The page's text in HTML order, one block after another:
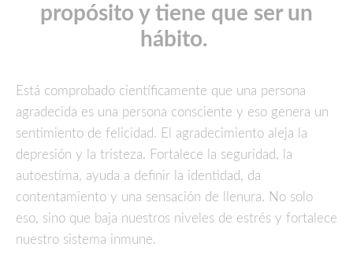
propósito y tiene que ser un
hábito.
Está comprobado científicamente que una persona
agradecida es una persona consciente y eso genera un
sentimiento de felicidad. El agradecimiento aleja la
depresión y la tristeza. Fortalece la seguridad, la
autoestima, ayuda a definir la identidad, da
contentamiento y una sensación de llenura. No solo
eso, sino que baja nuestros niveles de estrés y fortalece
nuestro sistema inmune.